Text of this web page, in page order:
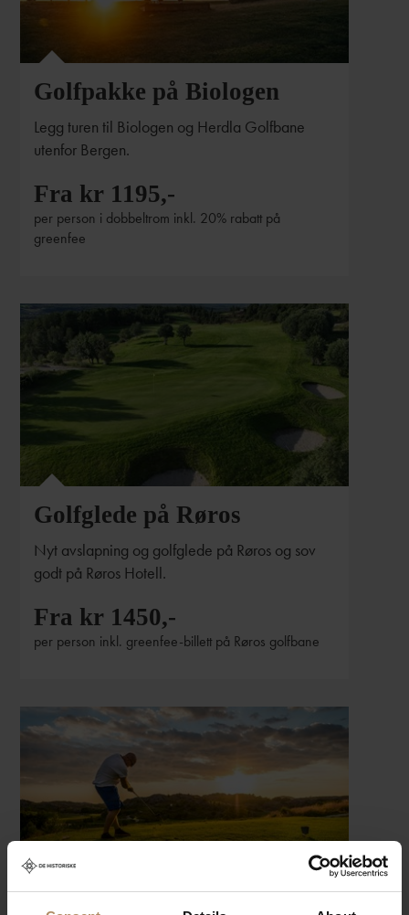
Golfpakke på Biologen
Legg turen til Biologen og Herdla Golfbane
utenfor Bergen.
Fra kr 1195,-
per person i dobbeltrom inkl. 20% rabatt på
greenfee
Golfglede på Røros
Nyt avslapning og golfglede på Røros og sov
godt på Røros Hotell.
Fra kr 1450,-
per person inkl. greenfee-billett på Røros golfbane